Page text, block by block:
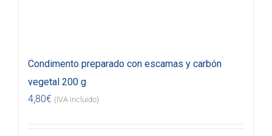
Condimento preparado con escamas y carbón
vegetal 200 g
4,80€ (IVA incluido)